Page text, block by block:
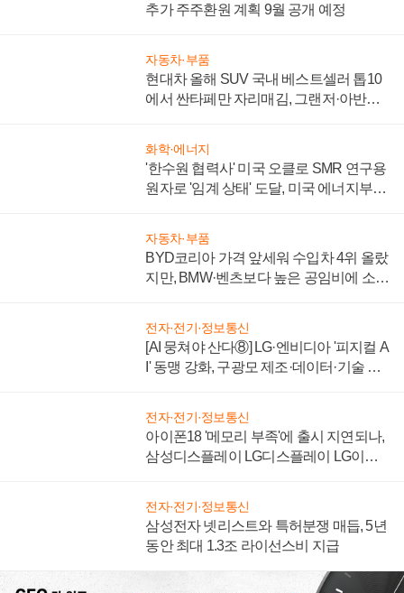
추가 주주환원 계획 9월 공개 예정
자동차·부품
현대차 올해 SUV 국내 베스트셀러 톱10
에서 싼타페만 자리매김, 그랜저·아반떼
화학·에너지
'한수원 협력사' 미국 오클로 SMR 연구용
원자로 '임계 상태' 도달, 미국 에너지부
자동차·부품
BYD코리아 가격 앞세워 수입차 4위 올랐
지만, BMW·벤츠보다 높은 공임비에 소비
전자·전기·정보통신
[AI 뭉쳐야 산다⑧] LG·엔비디아 '피지컬 A
I' 동맹 강화, 구광모 제조·데이터·기술 결
전자·전기·정보통신
아이폰18 '메모리 부족'에 출시 지연되나,
삼성디스플레이 LG디스플레이 LG이노
전자·전기·정보통신
삼성전자 넷리스트와 특허분쟁 매듭, 5년
동안 최대 1.3조 라이선스비 지급